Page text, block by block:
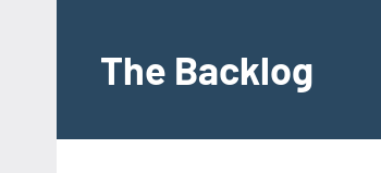
The Backlog